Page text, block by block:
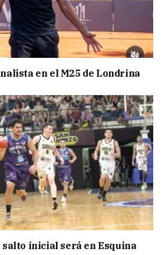
en el M25 de Londrina
inicial será en Esquina